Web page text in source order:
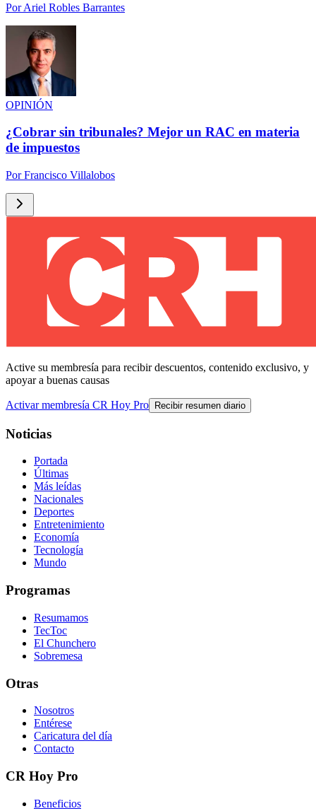
PorAriel Robles Barrantes
OPINIÓN
¿Cobrar sin tribunales? Mejor un RAC en materia
de impuestos
PorFrancisco Villalobos
Active su membresía para recibir descuentos, contenido exclusivo, y
apoyar a buenas causas
Activar membresía CR Hoy Pro Recibir resumen diario
Noticias
Portada
Últimas
Más leídas
Nacionales
Deportes
Entretenimiento
Economía
Tecnología
Mundo
Programas
Resumamos
TecToc
El Chunchero
Sobremesa
Otras
Nosotros
Entérese
Caricatura del día
Contacto
CR Hoy Pro
Beneficios